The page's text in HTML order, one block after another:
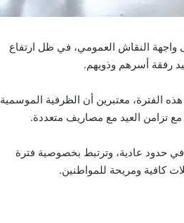
واجهة النقاش العمومي، في ظل ارتفاع
رفقة أسرهم وذويهم.
الفترة، معتبرين أن الظرفية الموسمية
تزامن العيد مع مصاريف متعددة.
حدود عادية، وترتبط بخصوصية فترة
كافية ومريحة للمواطنين.